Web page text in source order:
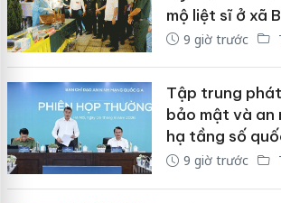
mộ liệt sĩ ở xã
9 giờ trước
Tập trung
bảo mật và an
hạ tầng số
9 giờ trước